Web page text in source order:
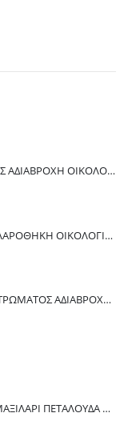
TENCEL ΘΗΚΗ ΣΤΡΩΜΑΤΟΣ ΑΔΙΑΒΡΟΧΗ ΟΙΚΟΛΟΓΙΚΗ ΕΥΚΑΛΥΠΤΟΥ ISLEEP ΓΙΑ ΑΛΛΕΡΓΙΕΣ ΑΚΑΡΕΑ ΚΟΡΙΟΥΣ
TENCEL ΑΔΙΑΒΡΟΧΗ ΜΑΞΙΛΑΡΟΘΗΚΗ ΟΙΚΟΛΟΓΙΚΗ ΕΥΚΑΛΥΠΤΟΥ
COTTON CLASSIC ΘΗKΗ ΣΤΡΩΜΑΤΟΣ ΑΔΙΑΒΡΟΧΗ ΟΙΚΟΝΟΜΙΚΗ
ΟΡΘΟΠΕΔΙΚΟ ΑΥΧΕΝΙΚΟ ΜΑΞΙΛΑΡΙ ΠΕΤΑΛΟΥΔΑ Μαξιλάρι λαιμού από αφρό μνήμης